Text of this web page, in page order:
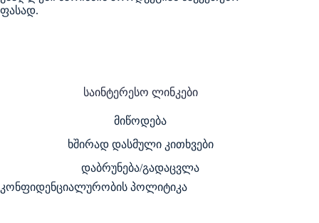
ფასად.
საინტერესო ლინკები
მიწოდება
ხშირად დასმული კითხვები
დაბრუნება/გადაცვლა
კონფიდენციალურობის პოლიტიკა